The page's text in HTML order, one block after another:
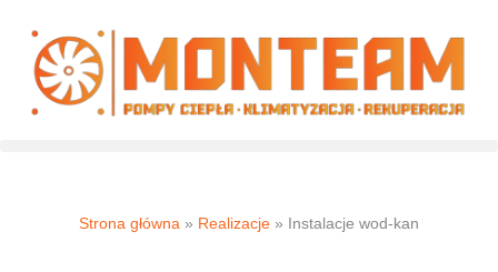
Strona główna » Realizacje » Instalacje wod-kan